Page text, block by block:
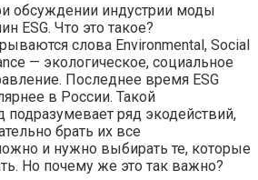
обсуждении индустрии моды
ESG. Что это такое?
слова Environmental, Social
— экологическое, социальное
Последнее время ESG
в России. Такой
ряд экодействий,
брать их все
и нужно выбирать те, которые
Но почему же это так важно?